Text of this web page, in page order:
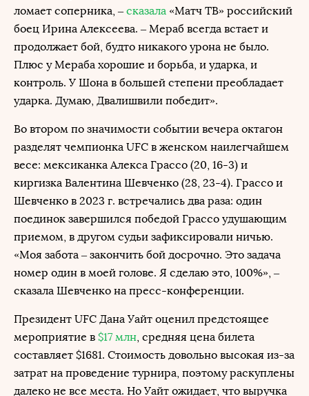
ломает соперника, – сказала «Матч ТВ» российский
боец Ирина Алексеева. – Мераб всегда встает и
продолжает бой, будто никакого урона не было.
Плюс у Мераба хорошие и борьба, и ударка, и
контроль. У Шона в большей степени преобладает
ударка. Думаю, Двалишвили победит».
Во втором по значимости событии вечера октагон
разделят чемпионка UFC в женском наилегчайшем
весе: мексиканка Алекса Грассо (20, 16-3) и
киргизка Валентина Шевченко (28, 23-4). Грассо и
Шевченко в 2023 г. встречались два раза: один
поединок завершился победой Грассо удушающим
приемом, в другом судьи зафиксировали ничью.
«Моя забота – закончить бой досрочно. Это задача
номер один в моей голове. Я сделаю это, 100%», –
сказала Шевченко на пресс-конференции.
Президент UFC Дана Уайт оценил предстоящее
мероприятие в $17 млн, средняя цена билета
составляет $1681. Стоимость довольно высокая из-за
затрат на проведение турнира, поэтому раскуплены
далеко не все места. Но Уайт ожидает, что выручка